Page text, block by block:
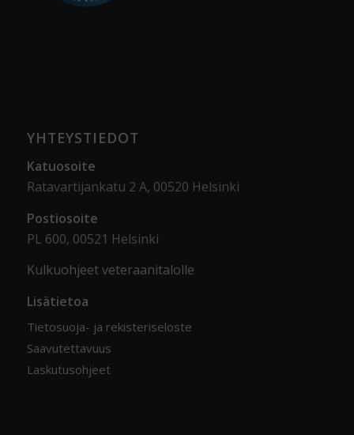
YHTEYSTIEDOT
Katuosoite
Ratavartijankatu 2 A, 00520 Helsinki
Postiosoite
PL 600, 00521 Helsinki
Kulkuohjeet veteraanitalolle
Lisätietoa
Tietosuoja- ja rekisteriseloste
Saavutettavuus
Laskutusohjeet